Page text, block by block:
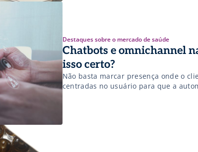
Destaques sobre o mercado de saúde
Chatbots e omnichannel
isso certo?
Não basta marcar presença onde o
centradas no usuário para que a